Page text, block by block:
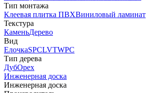
Тип монтажа
Клеевая плитка ПВХВиниловый ламинат
Текстура
КаменьДерево
Вид
ЕлочкаSPCLVTWPC
Тип дерева
ДубОрех
Инженерная доска
Инженерная доска